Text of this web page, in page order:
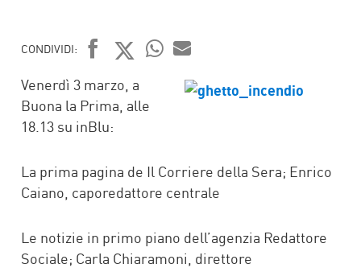
CONDIVIDI:
FACEBOOK
TWITTER
WHATSAPP
MAIL
Venerdì 3 marzo, a
Buona la Prima, alle
18.13 su inBlu:
La prima pagina de Il Corriere della Sera; Enrico
Caiano, caporedattore centrale
Le notizie in primo piano dell’agenzia Redattore
Sociale; Carla Chiaramoni, direttore